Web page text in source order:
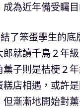
為近年備受矚
了笨蛋學生的
就讀千鳥２年
子則是桔梗２
店相遇，或許
漸漸地開始對